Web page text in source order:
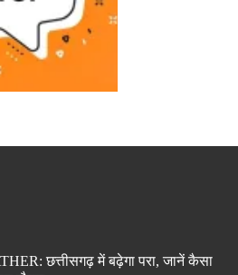
छत्तीसगढ़ में बढ़ेगा परा, जानें कैसा